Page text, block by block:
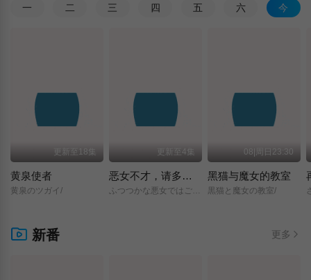
一 二 三 四 五 六 今
更新至18集
黄泉使者
黄泉のツガイ/
更新至4集
恶女不才，请多关照 ～雏宫蝶鼠换身传～
ふつつかな悪女ではございますが/～雛宮蝶鼠とりかえ伝～/
08|周日23:30
黑猫与魔女的教室
黒猫と魔女の教室/
新番 更多